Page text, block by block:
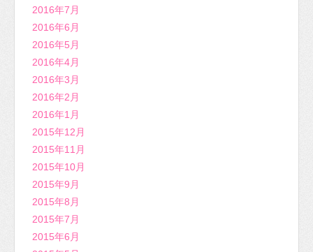
2016年7月
2016年6月
2016年5月
2016年4月
2016年3月
2016年2月
2016年1月
2015年12月
2015年11月
2015年10月
2015年9月
2015年8月
2015年7月
2015年6月